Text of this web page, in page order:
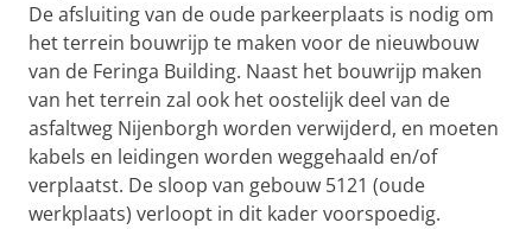
De afsluiting van de oude parkeerplaats is nodig om
het terrein bouwrijp te maken voor de nieuwbouw
van de Feringa Building. Naast het bouwrijp maken
van het terrein zal ook het oostelijk deel van de
asfaltweg Nijenborgh worden verwijderd, en moeten
kabels en leidingen worden weggehaald en/of
verplaatst. De sloop van gebouw 5121 (oude
werkplaats) verloopt in dit kader voorspoedig.